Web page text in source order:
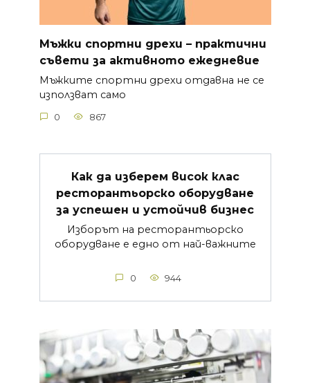
Мъжки спортни дрехи – практични
съвети за активното ежедневие
Мъжките спортни дрехи отдавна не се
използват само
0 867
Как да изберем висок клас
ресторантьорско оборудване
за успешен и устойчив бизнес
Изборът на ресторантьорско
оборудване е едно от най-важните
0 944